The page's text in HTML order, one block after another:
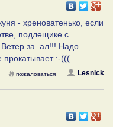
- хреноватенько, если
подлещике с
за..ал!!! Надо
прокатывает :-(((
Lesnick
пожаловаться